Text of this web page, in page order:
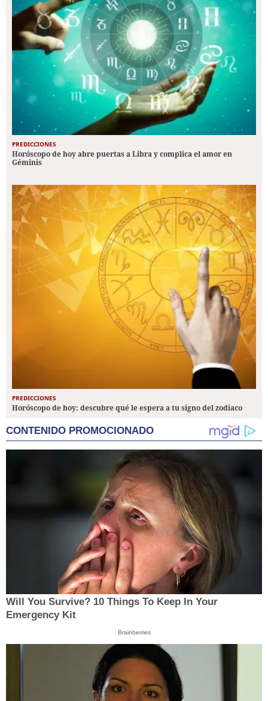
PREDICCIONES
Horóscopo de hoy abre puertas a Libra y complica el amor en
Géminis
PREDICCIONES
Horóscopo de hoy: descubre qué le espera a tu signo del zodiaco
CONTENIDO PROMOCIONADO
Will You Survive? 10 Things To Keep In Your
Emergency Kit
Brainberries